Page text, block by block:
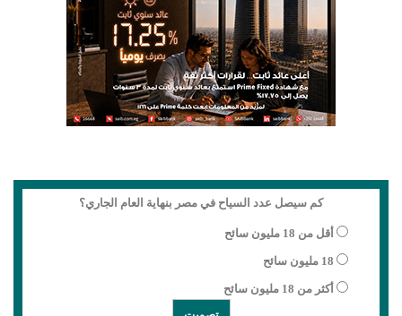
كم سيصل عدد السياح في مصر بنهاية العام الجاري؟
أقل من 18 مليون سائح
18 مليون سائح
أكثر من 18 مليون سائح